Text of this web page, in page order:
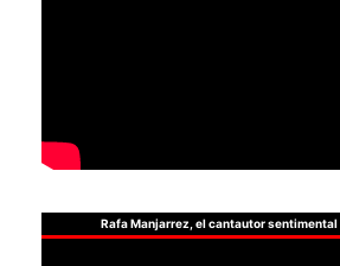
Rafa Manjarrez, el cantautor sentimental